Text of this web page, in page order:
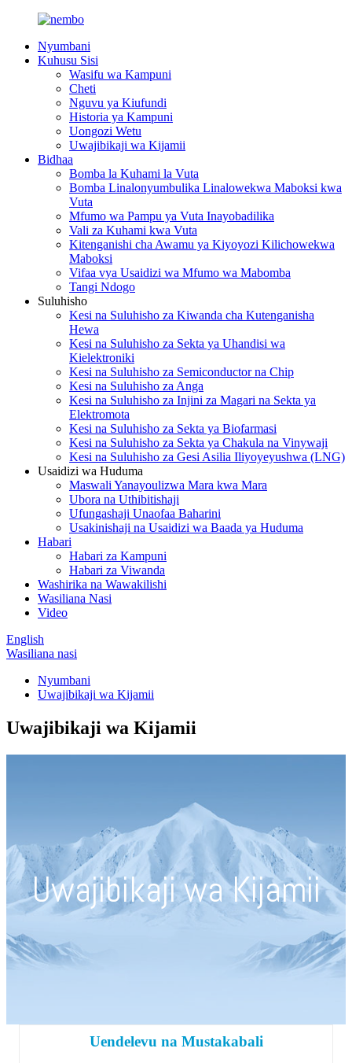
Nyumbani
Kuhusu Sisi
Wasifu wa Kampuni
Cheti
Nguvu ya Kiufundi
Historia ya Kampuni
Uongozi Wetu
Uwajibikaji wa Kijamii
Bidhaa
Bomba la Kuhami la Vuta
Bomba Linalonyumbulika Linalowekwa Maboksi kwa
Vuta
Mfumo wa Pampu ya Vuta Inayobadilika
Vali za Kuhami kwa Vuta
Kitenganishi cha Awamu ya Kiyoyozi Kilichowekwa
Maboksi
Vifaa vya Usaidizi wa Mfumo wa Mabomba
Tangi Ndogo
Suluhisho
Kesi na Suluhisho za Kiwanda cha Kutenganisha
Hewa
Kesi na Suluhisho za Sekta ya Uhandisi wa
Kielektroniki
Kesi na Suluhisho za Semiconductor na Chip
Kesi na Suluhisho za Anga
Kesi na Suluhisho za Injini za Magari na Sekta ya
Elektromota
Kesi na Suluhisho za Sekta ya Biofarmasi
Kesi na Suluhisho za Sekta ya Chakula na Vinywaji
Kesi na Suluhisho za Gesi Asilia Iliyoyeyushwa (LNG)
Usaidizi wa Huduma
Maswali Yanayoulizwa Mara kwa Mara
Ubora na Uthibitishaji
Ufungashaji Unaofaa Baharini
Usakinishaji na Usaidizi wa Baada ya Huduma
Habari
Habari za Kampuni
Habari za Viwanda
Washirika na Wawakilishi
Wasiliana Nasi
Video
English
Wasiliana nasi
Nyumbani
Uwajibikaji wa Kijamii
Uwajibikaji wa Kijamii
Uwajibikaji wa Kijamii
Uendelevu na Mustakabali